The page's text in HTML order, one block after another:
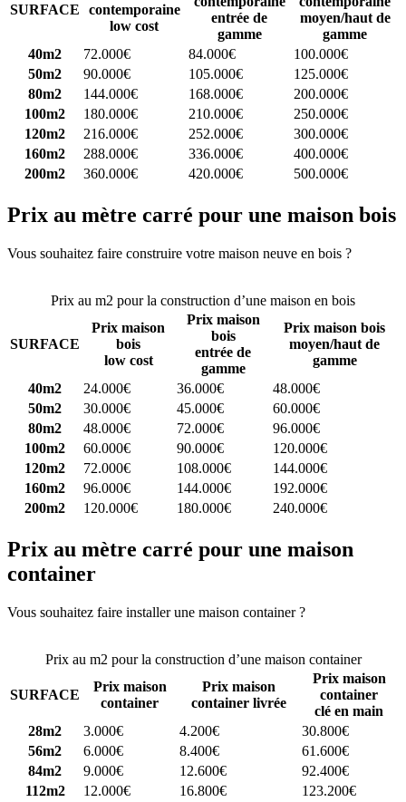
SURFACE
contemporaine
low cost
entrée de
gamme
moyen/haut de
gamme
40m2
72.000€ 84.000€
100.000€
50m2
90.000€ 105.000€
125.000€
80m2
144.000€ 168.000€
200.000€
100m2
180.000€ 210.000€
250.000€
120m2
216.000€ 252.000€
300.000€
160m2
288.000€ 336.000€
400.000€
200m2
360.000€ 420.000€ 500.000€
Prix au mètre carré pour une maison bois
Vous souhaitez faire construire votre maison neuve en bois ?
Prix au m2 pour la construction d’une maison en bois
SURFACE
Prix maison
bois
low cost
Prix maison
bois
entrée de
gamme
Prix maison bois
moyen/haut de
gamme
40m2
24.000€ 36.000€
48.000€
50m2
30.000€ 45.000€
60.000€
80m2
48.000€ 72.000€
96.000€
100m2
60.000€ 90.000€
120.000€
120m2
72.000€ 108.000€
144.000€
160m2
96.000€ 144.000€
192.000€
200m2
120.000€ 180.000€ 240.000€
Prix au mètre carré pour une maison
container
Vous souhaitez faire installer une maison container ?
Prix au m2 pour la construction d’une maison container
SURFACE
Prix maison
container
Prix maison
container livrée
Prix maison
container
clé en main
28m2
3.000€ 4.200€
30.800€
56m2
6.000€ 8.400€
61.600€
84m2
9.000€ 12.600€
92.400€
112m2
12.000€ 16.800€
123.200€